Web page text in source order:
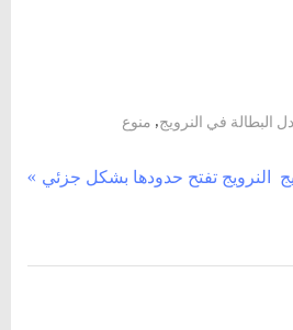
البطالة في النرويج, منوع
N
t
النرويج تفتح حدودها بشكل جزئي